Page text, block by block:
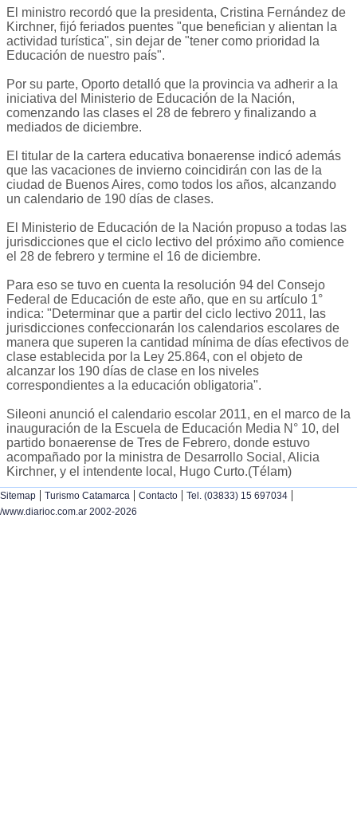
El ministro recordó que la presidenta, Cristina Fernández de
Kirchner, fijó feriados puentes "que benefician y alientan la
actividad turística", sin dejar de "tener como prioridad la
Educación de nuestro país".
Por su parte, Oporto detalló que la provincia va adherir a la
iniciativa del Ministerio de Educación de la Nación,
comenzando las clases el 28 de febrero y finalizando a
mediados de diciembre.
El titular de la cartera educativa bonaerense indicó además
que las vacaciones de invierno coincidirán con las de la
ciudad de Buenos Aires, como todos los años, alcanzando
un calendario de 190 días de clases.
El Ministerio de Educación de la Nación propuso a todas las
jurisdicciones que el ciclo lectivo del próximo año comience
el 28 de febrero y termine el 16 de diciembre.
Para eso se tuvo en cuenta la resolución 94 del Consejo
Federal de Educación de este año, que en su artículo 1°
indica: "Determinar que a partir del ciclo lectivo 2011, las
jurisdicciones confeccionarán los calendarios escolares de
manera que superen la cantidad mínima de días efectivos de
clase establecida por la Ley 25.864, con el objeto de
alcanzar los 190 días de clase en los niveles
correspondientes a la educación obligatoria".
Sileoni anunció el calendario escolar 2011, en el marco de la
inauguración de la Escuela de Educación Media N° 10, del
partido bonaerense de Tres de Febrero, donde estuvo
acompañado por la ministra de Desarrollo Social, Alicia
Kirchner, y el intendente local, Hugo Curto.(Télam)
Sitemap | Turismo Catamarca | Contacto | Tel. (03833) 15 697034 |
/www.diarioc.com.ar 2002-2026